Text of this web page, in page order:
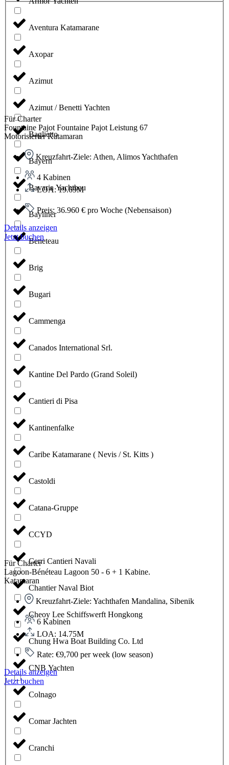
Aventura Katamarane
Axopar
Azimut
Azimut / Benetti Yachten
Baglietto
Bayern
Bavaria Yachtbau
Bayliner
Beneteau
Brig
Bugari
Cammenga
Canados International Srl.
Kantine Del Pardo (Grand Soleil)
Cantieri di Pisa
Kantinenfalke
Caribe Katamarane ( Nevis / St. Kitts )
Castoldi
Catana-Gruppe
CCYD
Cerri Cantieri Navali
Chantier Naval Biot
Cheoy Lee Schiffswerft Hongkong
Chung Hwa Boat Building Co. Ltd
CNB Yachten
Colnago
Comar Jachten
Cranchi
Für Charter
Fountaine Pajot Fountaine Pajot Leistung 67
Motorisierter Katamaran
Kreuzfahrt-Ziele: Athen, Alimos Yachthafen
4 Kabinen
LOA: 19.69M
Preis: 36.960 € pro Woche (Nebensaison)
Details anzeigen
Jetzt buchen
Für Charter
Lagoon-Bénéteau Lagoon 50 - 6 + 1 Kabine.
Katamaran
Kreuzfahrt-Ziele: Yachthafen Mandalina, Sibenik
6 Kabinen
LOA: 14.75M
Rate: €9,700 per week (low season)
Details anzeigen
Jetzt buchen